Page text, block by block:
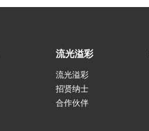
流光溢彩
流光溢彩
招贤纳士
合作伙伴